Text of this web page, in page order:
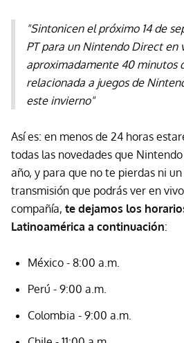
"Sintonicen el próximo 14 de
PT para un Nintendo Direct en
aproximadamente 40 minutos
relacionada a juegos de
este invierno"
Así es: en menos de 24 horas
todas las novedades que
año, y para que no te pierdas ni
transmisión que podrás ver en
compañía, te dejamos los
Latinoamérica a continuación:
México - 8:00 a.m.
Perú - 9:00 a.m.
Colombia - 9:00 a.m.